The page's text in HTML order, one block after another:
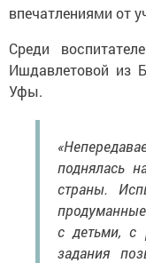
впечатлениями от
Среди
Ишдавлетовой из
Уфы.
поднялась
страны.
с детьми, с
задания